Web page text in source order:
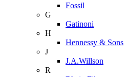
Fossil
G
Gatinoni
H
Hennessy & Sons
J
J.A.Willson
R